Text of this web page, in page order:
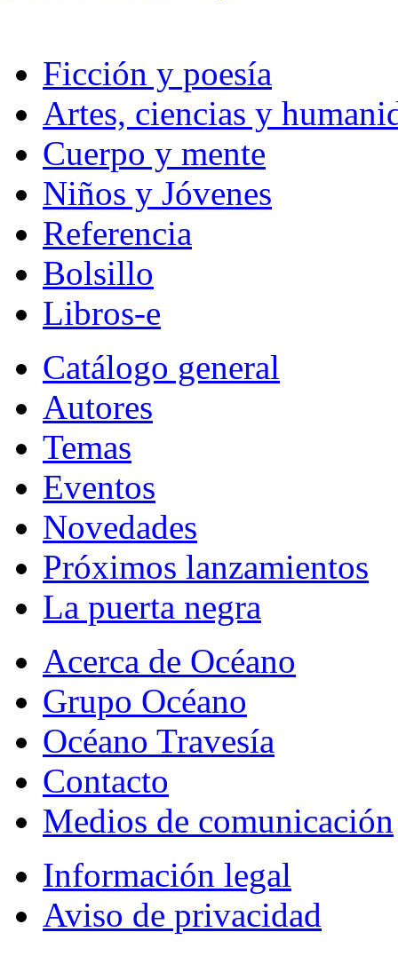
Ficción y poesía
Artes, ciencias y
Cuerpo y mente
Niños y Jóvenes
Referencia
Bolsillo
Libros-e
Catálogo general
Autores
Temas
Eventos
Novedades
Próximos lanzamientos
La puerta negra
Acerca de Océano
Grupo Océano
Océano Travesía
Contacto
Medios de comunicación
Información legal
Aviso de privacidad